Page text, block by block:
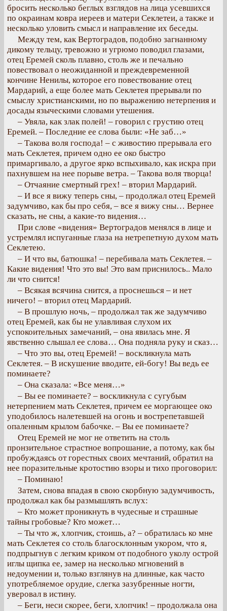
бросить несколько беглых взглядов на лица усевшихся
по окраинам ковра иереев и матери Секлетеи, а также и
несколько уловить смысл и направление их беседы.
Между тем, как Вертоградов, подобно загнанному
дикому тельцу, тревожно и угрюмо поводил глазами,
отец Еремей сколь плавно, столь же и печально
повествовал о неожиданной и преждевременной
кончине Ненилы, которое его повествование отец
Мардарий, а еще более мать Секлетея прерывали по
смыслу христианскими, но по выражению нетерпения и
досады языческими словами утешения.
– Увяла, как злак полей! – говорил с грустию отец
Еремей. – Последние ее слова были: «Не заб…»
– Такова воля господа! – с живостию прерывала его
мать Секлетея, причем одно ее око быстро
примаргивало, а другое ярко вспыхивало, как искра при
пахнувшем на нее порыве ветра. – Такова воля творца!
– Отчаяние смертный грех! – вторил Мардарий.
– И все я вижу теперь сны, – продолжал отец Еремей
задумчиво, как бы про себя, – все я вижу сны… Вернее
сказать, не сны, а какие-то видения…
При слове «видения» Вертоградов менялся в лице и
устремлял испуганные глаза на нетрепетную духом мать
Секлетею.
– И что вы, батюшка! – перебивала мать Секлетея. –
Какие видения! Что это вы! Это вам приснилось.. Мало
ли что снится!
– Всякая всячина снится, а проснешься – и нет
ничего! – вторил отец Мардарий.
– В прошлую ночь, – продолжал так же задумчиво
отец Еремей, как бы не улавливая слухом их
успокоительных замечаний, – она явилась мне. Я
явственно слышал ее слова… Она подняла руку и сказ…
– Что это вы, отец Еремей! – воскликнула мать
Секлетея. – В искушение вводите, ей-богу! Вы ведь ее
поминаете?
– Она сказала: «Все меня…»
– Вы ее поминаете? – воскликнула с сугубым
нетерпением мать Секлетея, причем ее моргающее око
уподобилось налетевшей на огонь и вострепетавшей
опаленным крылом бабочке. – Вы ее поминаете?
Отец Еремей не мог не ответить на столь
пронзительное страстное вопрошание, а потому, как бы
пробуждаясь от горестных своих мечтаний, обратил на
нее поразительные кротостию взоры и тихо проговорил:
– Поминаю!
Затем, снова впадая в свою скорбную задумчивость,
продолжал как бы размышлять вслух:
– Кто может проникнуть в чудесные и страшные
тайны гробовые? Кто может…
– Ты что ж, хлопчик, стоишь, а? – обратилась ко мне
мать Секлетея со столь благосклонным укором, что я,
подпрыгнув с легким криком от подобного уколу острой
иглы щипка ее, замер на несколько мгновений в
недоумении и, только взглянув на длинные, как часто
употребляемое орудие, слегка зазубренные ногти,
уверовал в истину.
– Беги, неси скорее, беги, хлопчик! – продолжала она